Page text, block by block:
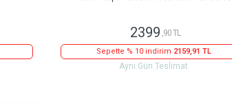
2399 ,90 TL
Sepette % 10 indirim 2159,91 TL
Aynı Gün Teslimat